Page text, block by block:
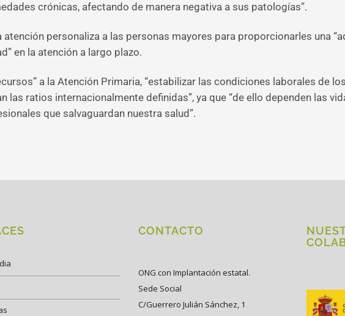
crónicas, afectando de manera negativa a sus patologías”.
personaliza a las personas mayores para proporcionarles una
en la atención a largo plazo.
a la Atención Primaria, “estabilizar las condiciones laborales de
las ratios internacionalmente definidas”, ya que “de ello dependen las
que salvaguardan nuestra salud”.
CONTACTO
ONG con Implantación estatal.
Sede Social
C/Guerrero Julián Sánchez, 1